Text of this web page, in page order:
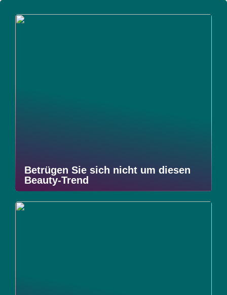
Betrügen Sie sich nicht um diesen
Beauty-Trend